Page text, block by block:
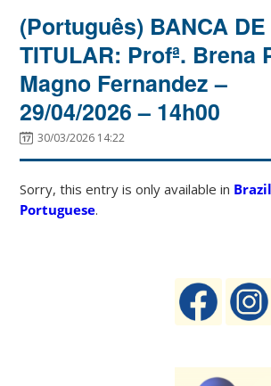
(Português) BANCA DE
TITULAR: Profª. Brena
Magno Fernandez –
29/04/2026 – 14h00
30/03/2026 14:22
Sorry, this entry is only available in
Portuguese.